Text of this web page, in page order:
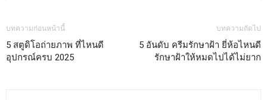
บทความก่อนหน้านี้
5 สตูดิโอถ่ายภาพ ที่ไหนดี
อุปกรณ์ครบ 2025
บทความถัดไป
5 อันดับ ครีมรักษาฝ้า ยี่ห้อไหนดี
รักษาฝ้าให้หมดไปได้ไม่ยาก